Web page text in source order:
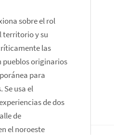
sobre el rol
territorio y su
las
pueblos originarios
para
Se usa el
de dos
de
el noroeste